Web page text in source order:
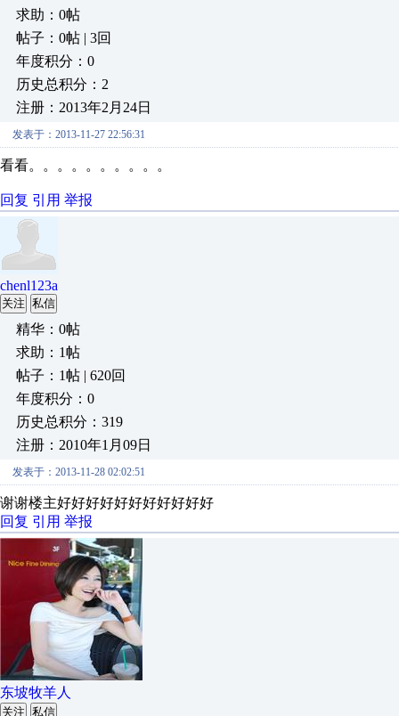
求助：0帖
帖子：0帖 | 3回
年度积分：0
历史总积分：2
注册：2013年2月24日
发表于：2013-11-27 22:56:31
看看。。。。。。。。。。
回复 引用 举报
chenl123a
关注 私信
精华：0帖
求助：1帖
帖子：1帖 | 620回
年度积分：0
历史总积分：319
注册：2010年1月09日
发表于：2013-11-28 02:02:51
谢谢楼主好好好好好好好好好好好
回复 引用 举报
东坡牧羊人
关注 私信